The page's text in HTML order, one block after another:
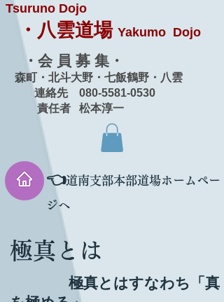
Tsuruno Dojo
・八雲道場 Yakumo Dojo
・会 員 募 集・
森町・北斗大野・七飯鶴野・八雲
連絡先 080-5581-0530
責任者 松本淳一
👈道南支部本部道場ホームペー
ジへ
極真とは
極真とはすなわち「真